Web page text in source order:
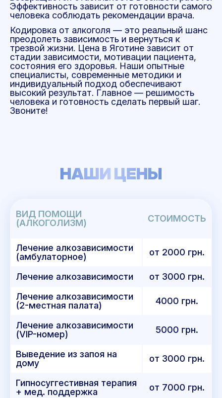
Эффективность зависит от готовности самого
человека соблюдать рекомендации врача.
Кодировка от алкоголя — это реальный шанс
преодолеть зависимость и вернуться к
трезвой жизни. Цена в Яготине зависит от
стадии зависимости, мотивации пациента,
состояния его здоровья. Наши опытные
специалисты, современные методики и
индивидуальный подход обеспечивают
высокий результат. Главное — решимость
человека и готовность сделать первый шаг.
Звоните!
НАШИ ЦЕНЫ
ВИД ПОМОЩИ
(АЛКОГОЛИЗМ)
СТОИМОСТЬ
Лечение алкозависимости
(амбулаторное)
от 2000 грн.
Лечение алкозависимости
от 3000 грн.
Лечение алкозависимости
(2-местная палата)
4000 грн.
Лечение алкозависимости
(VIP-номер)
5000 грн.
Выведение из запоя на
дому
от 3000 грн.
Гипносуггестивная терапия
+ мед. поддержка
от 7000 грн.